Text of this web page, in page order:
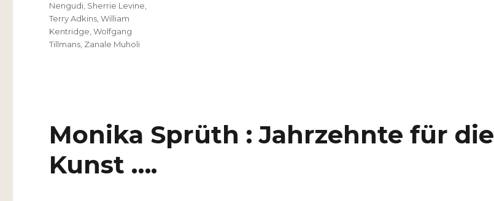
Nengudi Sherrie Levine
Terry Adkins ,William
Kentridge ,Wolfgang
Tillmans Zanale Muholi
Monika Sprüth : Jahrzehnte für die
Kunst ….